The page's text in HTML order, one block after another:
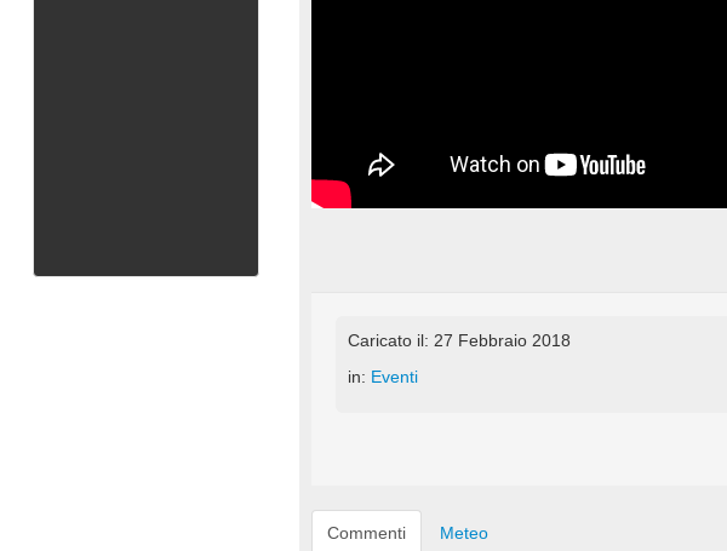
Caricato il: 27 Febbraio 2018
in: Eventi
Commenti Meteo